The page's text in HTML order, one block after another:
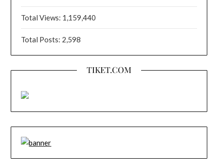
Total Views: 1,159,440
Total Posts: 2,598
TIKET.COM